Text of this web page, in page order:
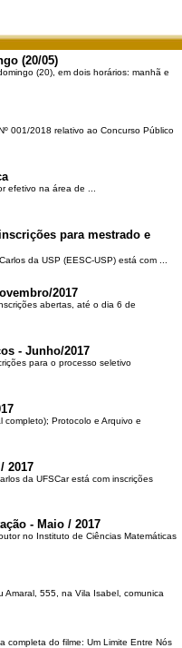
(20/05)
(20), em dois horários: manhã e
001/2018 relativo ao Concurso Público
efetivo na área de ...
para mestrado e
da USP (EESC-USP) está com ...
2017
abertas, até o dia 6 de
- Junho/2017
para o processo seletivo
Protocolo e Arquivo e
2017
da UFSCar está com inscrições
- Maio / 2017
no Instituto de Ciências Matemáticas
Amaral, 555, na Vila Isabel, comunica
completa do filme: Um Limite Entre Nós